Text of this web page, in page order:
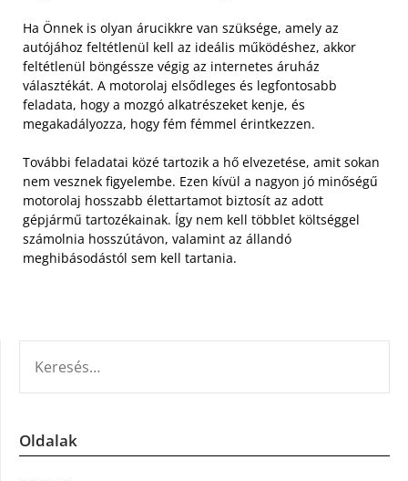
Ha Önnek is olyan árucikkre van szüksége, amely az
autójához feltétlenül kell az ideális működéshez, akkor
feltétlenül böngéssze végig az internetes áruház
választékát. A motorolaj elsődleges és legfontosabb
feladata, hogy a mozgó alkatrészeket kenje, és
megakadályozza, hogy fém fémmel érintkezzen.
További feladatai közé tartozik a hő elvezetése, amit sokan
nem vesznek figyelembe. Ezen kívül a nagyon jó minőségű
motorolaj hosszabb élettartamot biztosít az adott
gépjármű tartozékainak. Így nem kell többlet költséggel
számolnia hosszútávon, valamint az állandó
meghibásodástól sem kell tartania.
Oldalak